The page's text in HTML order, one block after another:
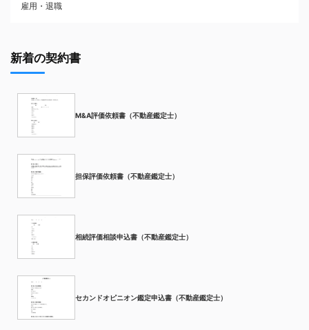
雇用・退職
新着の契約書
M&A評価依頼書（不動産鑑定士）
担保評価依頼書（不動産鑑定士）
相続評価相談申込書（不動産鑑定士）
セカンドオピニオン鑑定申込書（不動産鑑定士）